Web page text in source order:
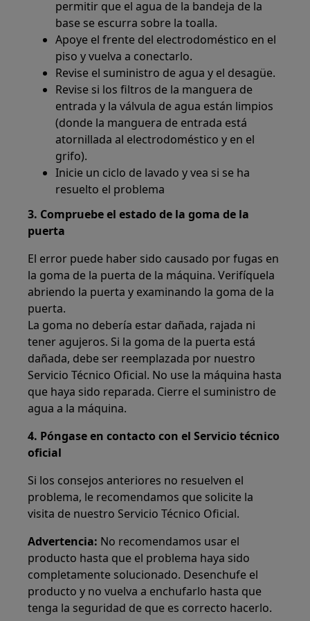
permitir que el agua de la bandeja de la
base se escurra sobre la toalla.
Apoye el frente del electrodoméstico en el
piso y vuelva a conectarlo.
Revise el suministro de agua y el desagüe.
Revise si los filtros de la manguera de
entrada y la válvula de agua están limpios
(donde la manguera de entrada está
atornillada al electrodoméstico y en el
grifo).
Inicie un ciclo de lavado y vea si se ha
resuelto el problema
3. Compruebe el estado de la goma de la
puerta
El error puede haber sido causado por fugas en
la goma de la puerta de la máquina. Verifíquela
abriendo la puerta y examinando la goma de la
puerta.
La goma no debería estar dañada, rajada ni
tener agujeros. Si la goma de la puerta está
dañada, debe ser reemplazada por nuestro
Servicio Técnico Oficial. No use la máquina hasta
que haya sido reparada. Cierre el suministro de
agua a la máquina.
4. Póngase en contacto con el Servicio técnico
oficial
Si los consejos anteriores no resuelven el
problema, le recomendamos que solicite la
visita de nuestro Servicio Técnico Oficial.
Advertencia: No recomendamos usar el
producto hasta que el problema haya sido
completamente solucionado. Desenchufe el
producto y no vuelva a enchufarlo hasta que
tenga la seguridad de que es correcto hacerlo.